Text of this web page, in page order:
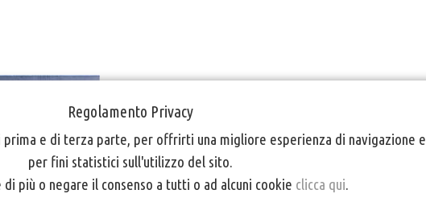
Regolamento Privacy
e di terza parte, per offrirti una migliore esperienza di navigazione e
per fini statistici sull'utilizzo del sito.
di più o negare il consenso a tutti o ad alcuni cookie clicca qui.